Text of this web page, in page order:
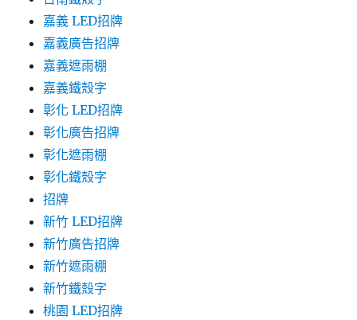
嘉義 LED招牌
嘉義廣告招牌
嘉義遮雨棚
嘉義鐵殼字
彰化 LED招牌
彰化廣告招牌
彰化遮雨棚
彰化鐵殼字
招牌
新竹 LED招牌
新竹廣告招牌
新竹遮雨棚
新竹鐵殼字
桃園 LED招牌